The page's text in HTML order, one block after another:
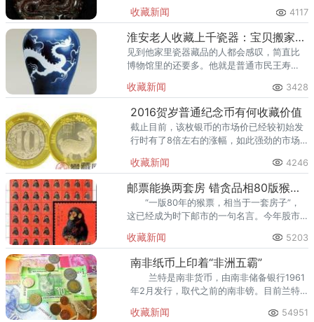
听到：“我这件古董值多少钱?
收藏新闻 4117
淮安老人收藏上千瓷器：宝贝搬家遇难题
见到他家里瓷器藏品的人都会感叹，简直比
博物馆里的还要多。他就是普通市民王寿
这么多宝贵的玩意却成了老人的一件心事。
收藏新闻 3428
2016贺岁普通纪念币有何收藏价值
截止目前，该枚银币的市场价已经较初始发
行时有了8倍左右的涨幅，如此强劲的市场
友为当初没有在低位时入手，而后悔不已。
收藏新闻 4246
邮票能换两套房 错贪品相80版猴票被贱卖
“一版80年的猴票，相当于一套房子”，
这已经成为时下邮市的一句名言。今年股市
多种题材邮票价格上涨。
收藏新闻 5203
南非纸币上印着“非洲五霸”
兰特是南非货币，由南非储备银行1961
年2月发行，取代之前的南非镑。目前兰特
非洲国家都是硬通货。
收藏新闻 54951